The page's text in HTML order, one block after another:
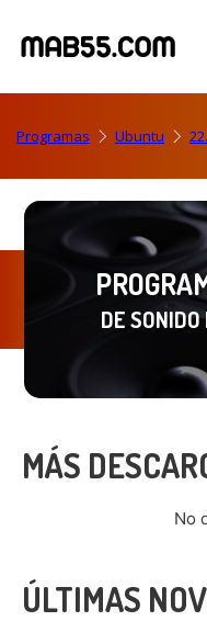
Programas Ubuntu
DE
MÁS
No
ÚLTIMAS